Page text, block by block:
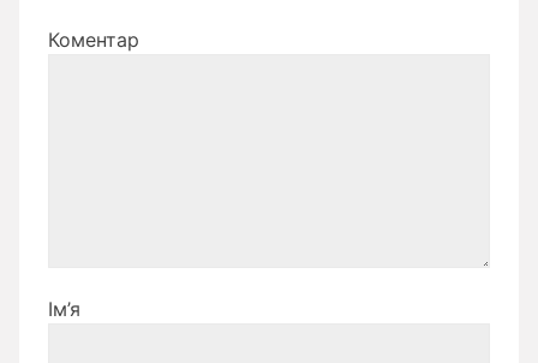
Коментар
Ім’я